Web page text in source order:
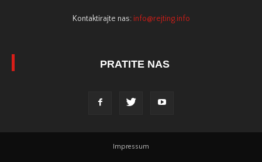
Kontaktirajte nas: info@rejting.info
PRATITE NAS
Impressum